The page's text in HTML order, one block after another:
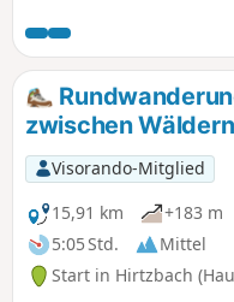
zwischen
Visorando-Mitglied
15,91 km
+183 m
5:05 Std.
Mittel
Start in Hirtzbach